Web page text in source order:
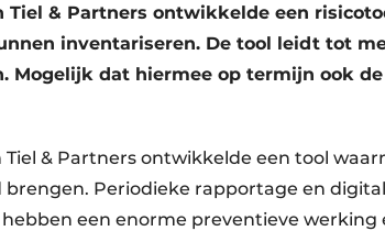
Tiel & Partners ontwikkelde een
inventariseren. De tool leidt tot
Mogelijk dat hiermee op termijn ook
& Partners ontwikkelde een tool
brengen. Periodieke rapportage en
een enorme preventieve